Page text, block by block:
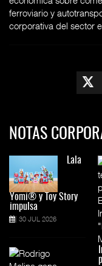
ferroviario y
corporativa del sector
NOTAS
Lala
Yomi® y Toy Story
impulsa
30 JUL 2026